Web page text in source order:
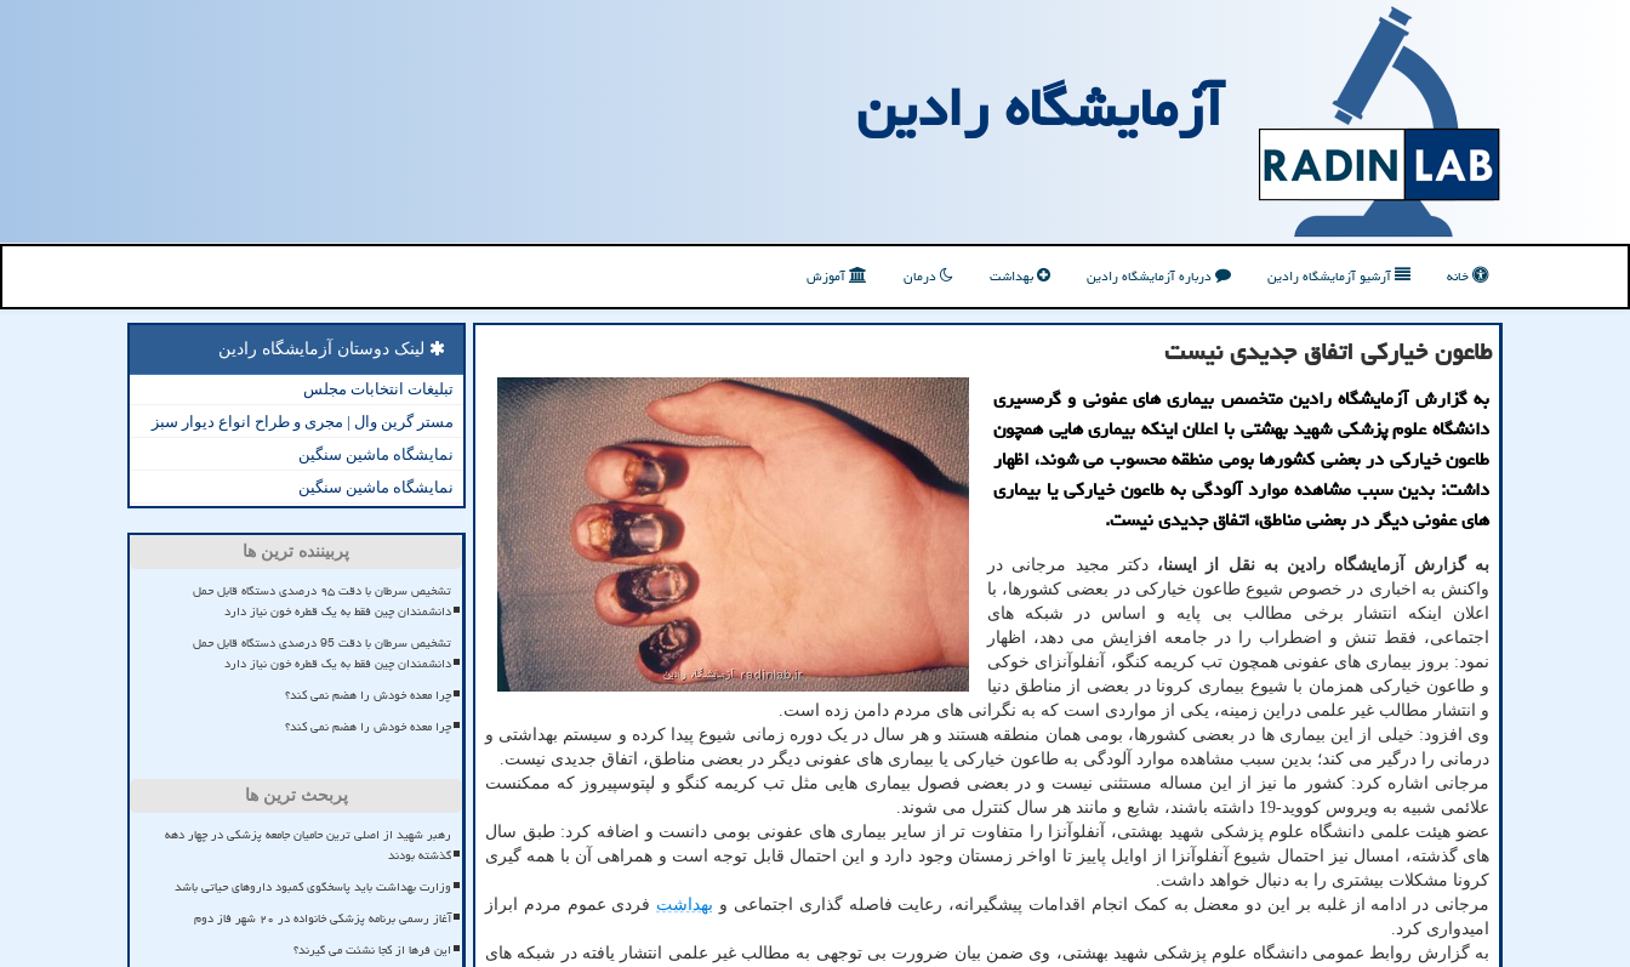
آزمایشگاه رادین
خانه آرشیو آزمایشگاه رادین درباره آزمایشگاه رادین بهداشت درمان آموزش
طاعون خیاركی اتفاق جدیدی نیست
به گزارش آزمایشگاه رادین متخصص بیماری های عفونی و گرمسیری
دانشگاه علوم پزشكی شهید بهشتی با اعلان اینكه بیماری هایی همچون
طاعون خیاركی در بعضی كشورها بومی منطقه محسوب می شوند، اظهار
داشت: بدین سبب مشاهده موارد آلودگی به طاعون خیاركی یا بیماری
های عفونی دیگر در بعضی مناطق، اتفاق جدیدی نیست.
به گزارش آزمایشگاه رادین به نقل از ایسنا،دکتر مجید مرجانی در
واکنش به اخباری در خصوص شیوع طاعون خیارکی در بعضی کشورها، با
اعلان اینکه انتشار برخی مطالب بی پایه و اساس در شبکه های
اجتماعی، فقط تنش و اضطراب را در جامعه افزایش می دهد، اظهار
نمود: بروز بیماری های عفونی همچون تب کریمه کنگو، آنفلوآنزای خوکی
و طاعون خیارکی همزمان با شیوع بیماری کرونا در بعضی از مناطق دنیا
و انتشار مطالب غیر علمی دراین زمینه، یکی از مواردی است که به نگرانی های مردم دامن زده است.
وی افزود: خیلی از این بیماری ها در بعضی کشورها، بومی همان منطقه هستند و هر سال در یک دوره زمانی شیوع پیدا کرده و سیستم بهداشتی و
درمانی را درگیر می کند؛ بدین سبب مشاهده موارد آلودگی به طاعون خیارکی یا بیماری های عفونی دیگر در بعضی مناطق، اتفاق جدیدی نیست.
مرجانی اشاره کرد: کشور ما نیز از این مساله مستثنی نیست و در بعضی فصول بیماری هایی مثل تب کریمه کنگو و لپتوسپیروز که ممکنست
علائمی شبیه به ویروس کووید-19 داشته باشند، شایع و مانند هر سال کنترل می شوند.
عضو هیئت علمی دانشگاه علوم پزشکی شهید بهشتی، آنفلوآنزا را متفاوت تر از سایر بیماری های عفونی بومی دانست و اضافه کرد: طبق سال
های گذشته، امسال نیز احتمال شیوع آنفلوآنزا از اوایل پاییز تا اواخر زمستان وجود دارد و این احتمال قابل توجه است و همراهی آن با همه گیری
کرونا مشکلات بیشتری را به دنبال خواهد داشت.
مرجانی در ادامه از غلبه بر این دو معضل به کمک انجام اقدامات پیشگیرانه، رعایت فاصله گذاری اجتماعی و بهداشت فردی عموم مردم ابراز
امیدواری کرد.
به گزارش روابط عمومی دانشگاه علوم پزشکی شهید بهشتی، وی ضمن بیان ضرورت بی توجهی به مطالب غیر علمی انتشار یافته در شبکه های
لینک دوستان آزمایشگاه رادین
تبلیغات انتخابات مجلس
مستر گرین وال | مجری و طراح انواع دیوار سبز
نمایشگاه ماشین سنگین
نمایشگاه ماشین سنگین
پربیننده ترین ها
تشخیص سرطان با دقت ۹۵ درصدی دستگاه قابل حمل
دانشمندان چین فقط به یک قطره خون نیاز دارد
تشخیص سرطان با دقت 95 درصدی دستگاه قابل حمل
دانشمندان چین فقط به یک قطره خون نیاز دارد
چرا معده خودش را هضم نمی کند؟
چرا معده خودش را هضم نمی کند؟
پربحث ترین ها
رهبر شهید از اصلی ترین حامیان جامعه پزشکی در چهار دهه
گذشته بودند
وزارت بهداشت باید پاسخگوی کمبود داروهای حیاتی باشد
آغاز رسمی برنامه پزشکی خانواده در ۲۰ شهر فاز دوم
این فرها از کجا نشئت می گیرند؟